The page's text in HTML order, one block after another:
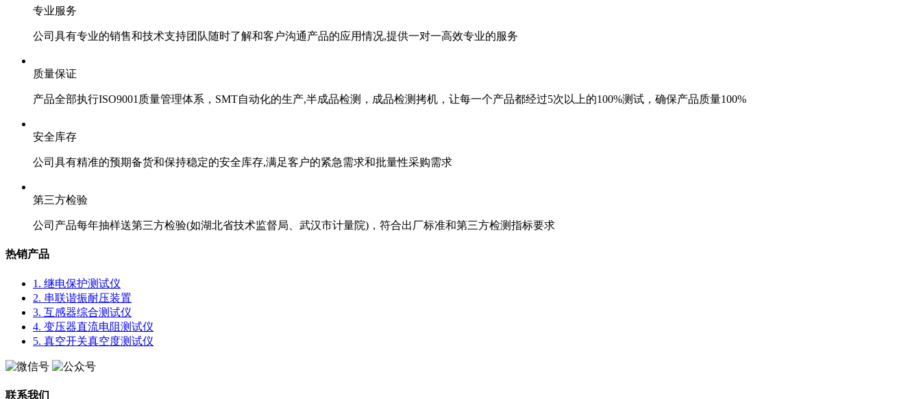
专业服务
公司具有专业的销售和技术支持团队随时了解和客户沟通产品的应用情况,提供一对一高效专业的服务
质量保证
产品全部执行ISO9001质量管理体系，SMT自动化的生产,半成品检测，成品检测拷机，让每一个产品都经过5次以上的100%测试，确保产品质量100%
安全库存
公司具有精准的预期备货和保持稳定的安全库存,满足客户的紧急需求和批量性采购需求
第三方检验
公司产品每年抽样送第三方检验(如湖北省技术监督局、武汉市计量院)，符合出厂标准和第三方检测指标要求
热销产品
1. 继电保护测试仪
2. 串联谐振耐压装置
3. 互感器综合测试仪
4. 变压器直流电阻测试仪
5. 真空开关真空度测试仪
联系我们